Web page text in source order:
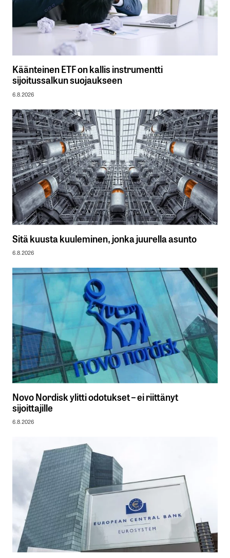
Käänteinen ETF on kallis instrumentti
sijoitussalkun suojaukseen
6.8.2026
Sitä kuusta kuuleminen, jonka juurella asunto
6.8.2026
Novo Nordisk ylitti odotukset – ei riittänyt
sijoittajille
6.8.2026